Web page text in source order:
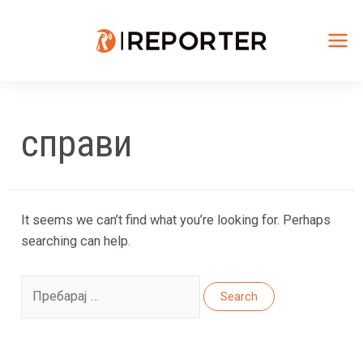
справи
It seems we can’t find what you’re looking for. Perhaps
searching can help.